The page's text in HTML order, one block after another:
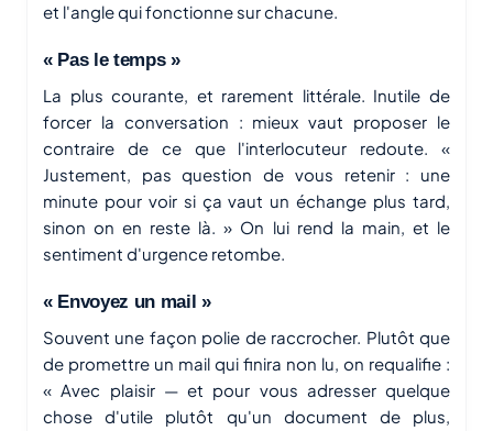
et l'angle qui fonctionne sur chacune.
« Pas le temps »
La plus courante, et rarement littérale. Inutile de
forcer la conversation : mieux vaut proposer le
contraire de ce que l'interlocuteur redoute. «
Justement, pas question de vous retenir : une
minute pour voir si ça vaut un échange plus tard,
sinon on en reste là. » On lui rend la main, et le
sentiment d'urgence retombe.
« Envoyez un mail »
Souvent une façon polie de raccrocher. Plutôt que
de promettre un mail qui finira non lu, on requalifie :
« Avec plaisir — et pour vous adresser quelque
chose d'utile plutôt qu'un document de plus,